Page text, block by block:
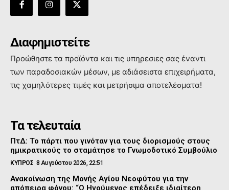
Διαφημιστείτε
Προώθηστε τα προϊόντα και τις υπηρεσιες σας έναντι
των παραδοσιακών μέσων, με αδιάσειστα επιχειρήματα,
τις χαμηλότερες τιμές και μετρήσιμα αποτελέσματα!
Τα τελευταία
ΠτΔ: Το πάρτι που γινόταν για τους διορισμούς στους
ημικρατικούς το σταμάτησε το Γνωμοδοτικό Συμβούλιο
ΚΥΠΡΟΣ 8 Αυγούστου 2026, 22:51
Ανακοίνωση της Μονής Αγίου Νεοφύτου για την
απόπειρα φόνου: “Ο Ηγούμενος επέδειξε ιδιαίτερη